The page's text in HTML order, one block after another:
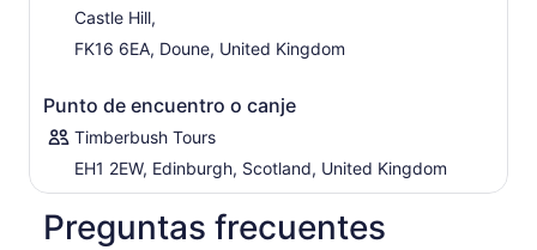
Castle Hill,
FK16 6EA, Doune, United Kingdom
Punto de encuentro o canje
Timberbush Tours
EH1 2EW, Edinburgh, Scotland, United Kingdom
Preguntas frecuentes